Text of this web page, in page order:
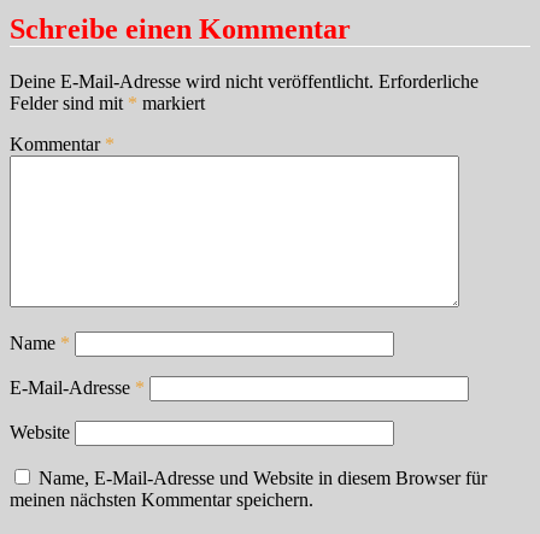
Schreibe einen Kommentar
Deine E-Mail-Adresse wird nicht veröffentlicht. Erforderliche
Felder sind mit * markiert
Kommentar *
Name *
E-Mail-Adresse *
Website
Name, E-Mail-Adresse und Website in diesem Browser für
meinen nächsten Kommentar speichern.